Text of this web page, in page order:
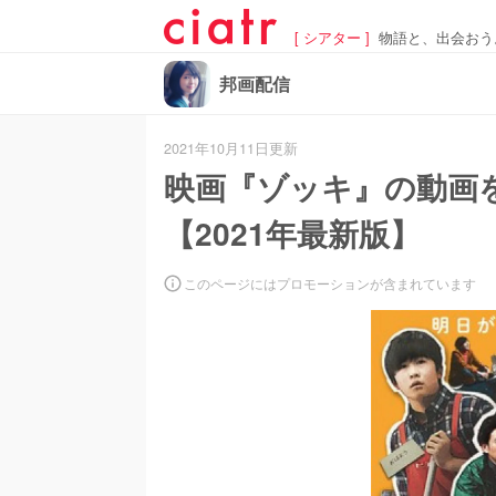
[ シアター ] 物語と、出会お
邦画配信
2021年10月11日更新
映画『ゾッキ』の動
【2021年最新版】
このページにはプロモーションが含まれています